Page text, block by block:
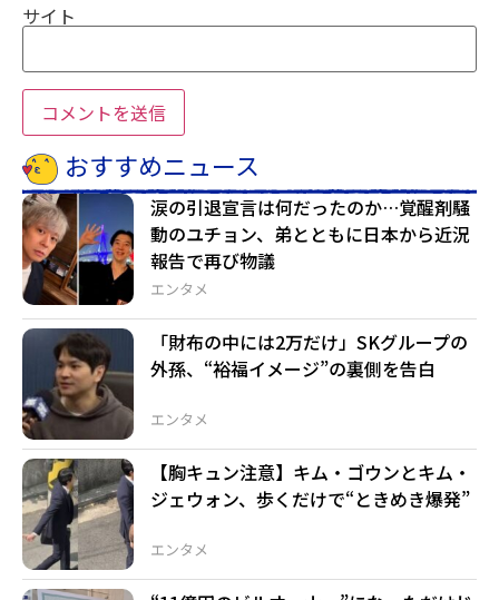
サイト
おすすめニュース
エンタメ
涙の引退宣言は何だったのか…覚醒剤騒
動のユチョン、弟とともに日本から近況
報告で再び物議
エンタメ
「財布の中には2万だけ」SKグループの
外孫、“裕福イメージ”の裏側を告白
エンタメ
【胸キュン注意】キム・ゴウンとキム・
ジェウォン、歩くだけで“ときめき爆発”